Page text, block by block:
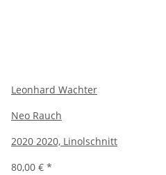
Leonhard Wachter
Neo Rauch
2020 2020, Linolschnitt
80,00 € *